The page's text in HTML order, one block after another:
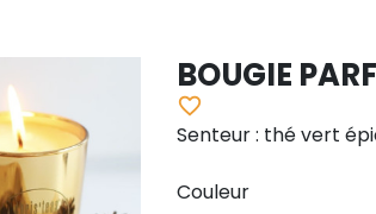
BOUGIE
favorite_border
Senteur : thé vert
Couleur